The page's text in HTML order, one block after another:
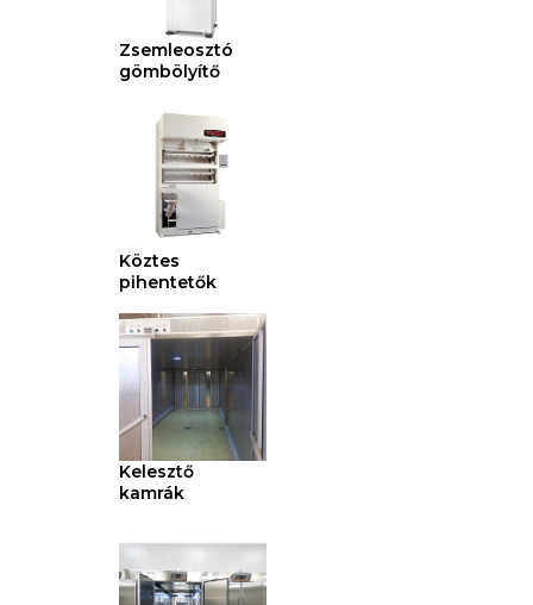
Zsemleosztó
gömbölyítő
Köztes
pihentetők
Kelesztő
kamrák